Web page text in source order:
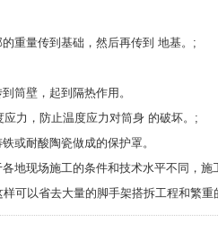
重量传到基础，然后再传到 地基。;
筒壁，起到隔热作用。
力，防止温度应力对筒身 的破坏。;
或耐酸陶瓷做成的保护罩。
地现场施工的条件和技术水平不同，
可以省去大量的脚手架搭拆工程和繁重